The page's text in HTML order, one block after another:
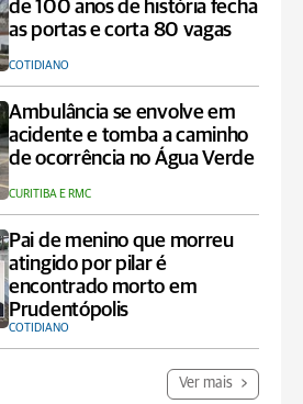
de 100 anos de história fecha
as portas e corta 80 vagas
COTIDIANO
Ambulância se envolve em
acidente e tomba a caminho
de ocorrência no Água Verde
CURITIBA E RMC
Pai de menino que morreu
atingido por pilar é
encontrado morto em
Prudentópolis
COTIDIANO
Ver mais